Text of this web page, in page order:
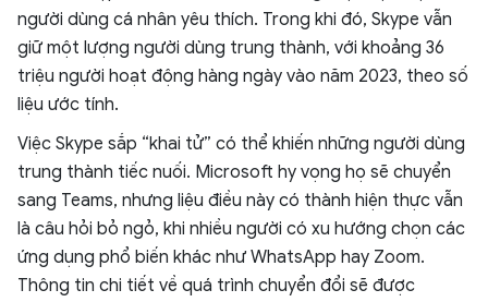
người dùng cá nhân yêu thích. Trong khi đó, Skype vẫn
giữ một lượng người dùng trung thành, với khoảng 36
triệu người hoạt động hàng ngày vào năm 2023, theo số
liệu ước tính.
Việc Skype sắp “khai tử” có thể khiến những người dùng
trung thành tiếc nuối. Microsoft hy vọng họ sẽ chuyển
sang Teams, nhưng liệu điều này có thành hiện thực vẫn
là câu hỏi bỏ ngỏ, khi nhiều người có xu hướng chọn các
ứng dụng phổ biến khác như WhatsApp hay Zoom.
Thông tin chi tiết về quá trình chuyển đổi sẽ được